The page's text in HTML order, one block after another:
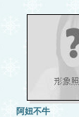
阿妞不牛